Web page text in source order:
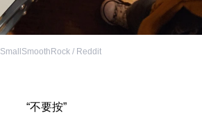
SmallSmoothRock / Reddit
“不要按”